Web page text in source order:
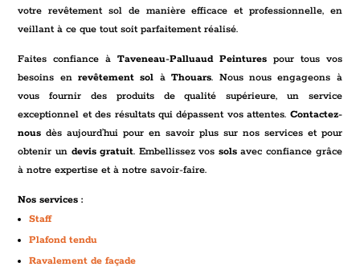
votre revêtement sol de manière efficace et professionnelle, en
veillant à ce que tout soit parfaitement réalisé.
Faites confiance àTaveneau-Palluaud Peinturespour tous vos
besoins enrevêtement sol àThouars. Nous nous engageons à
vous fournir des produits de qualité supérieure, un service
exceptionnel et des résultats qui dépassent vos attentes. Contactez-
nous dès aujourd’hui pour en savoir plus sur nos services et pour
obtenir un devis gratuit. Embellissez vos solsavec confiance grâce
à notre expertise et à notre savoir-faire.
Nos services :
Staff
Plafond tendu
Ravalement de façade